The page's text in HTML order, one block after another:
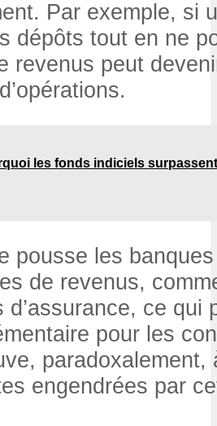
Par exemple, si
dépôts tout en ne
revenus peut
les fonds indiciels
pousse les
de revenus,
d’assurance, ce qui
pour les
paradoxalement,
engendrées par